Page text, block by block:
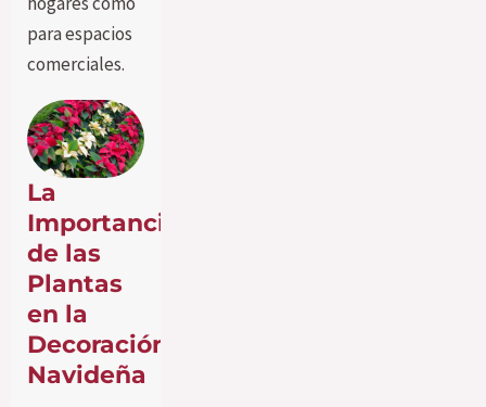
para espacios
comerciales.
La
Importancia
de las
Plantas
en la
Decoración
Navideña